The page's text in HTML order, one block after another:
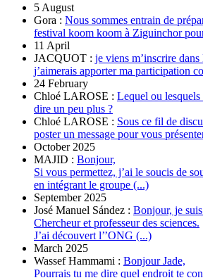
5 August
Gora : Nous sommes entrain de
festival koom koom à Ziguinchor
11 April
JACQUOT : je viens m’inscrire
j’aimerais apporter ma participation
24 February
Chloé LAROSE : Lequel ou
dire un peu plus ?
Chloé LAROSE : Sous ce fil de
poster un message pour vous
October 2025
MAJID : Bonjour,
Si vous permettez, j’ai le soucis de
en intégrant le groupe (...)
September 2025
José Manuel Sández : Bonjour, je
Chercheur et professeur des sciences.
J’ai découvert l’’ONG (...)
March 2025
Wassef Hammami : Bonjour Jade,
Pourrais tu me dire quel endroit te